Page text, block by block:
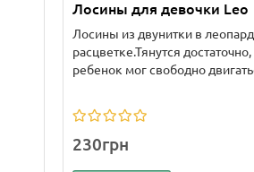
Лосины для девочки Leo
Лосины из двунитки в
расцветке.Тянутся достаточно,
ребенок мог свободно
230грн